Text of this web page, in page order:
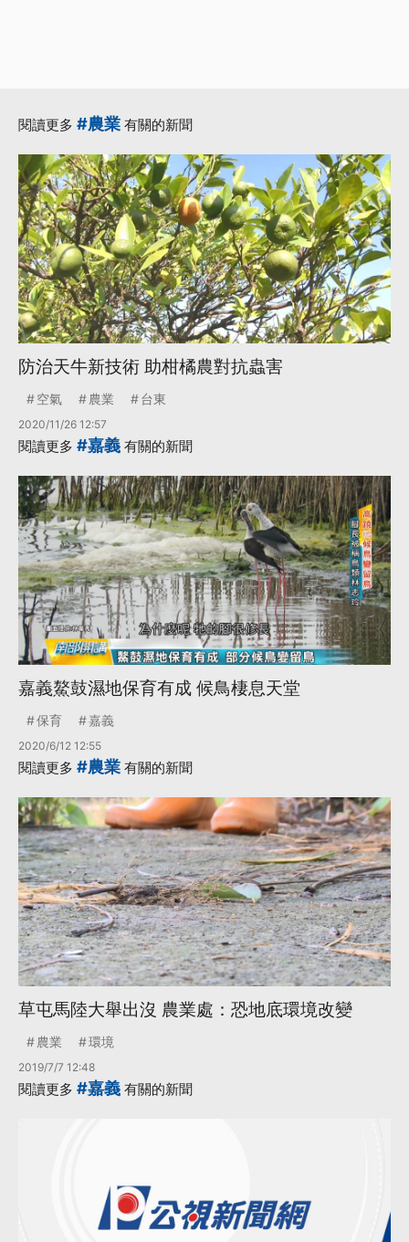
閱讀更多 #農業 有關的新聞
防治天牛新技術 助柑橘農對抗蟲害
空氣 農業 台東
2020/11/26 12:57
閱讀更多 #嘉義 有關的新聞
嘉義鰲鼓濕地保育有成 候鳥棲息天堂
保育 嘉義
2020/6/12 12:55
閱讀更多 #農業 有關的新聞
草屯馬陸大舉出沒 農業處：恐地底環境改變
農業 環境
2019/7/7 12:48
閱讀更多 #嘉義 有關的新聞